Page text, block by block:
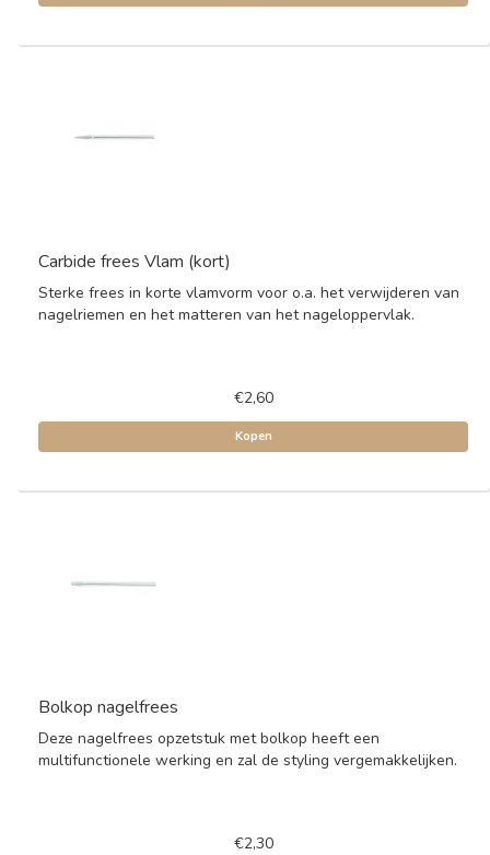
Carbide frees Vlam (kort)
Sterke frees in korte vlamvorm voor o.a. het verwijderen van
nagelriemen en het matteren van het nageloppervlak.
€2,60
Kopen
Bolkop nagelfrees
Deze nagelfrees opzetstuk met bolkop heeft een
multifunctionele werking en zal de styling vergemakkelijken.
€2,30